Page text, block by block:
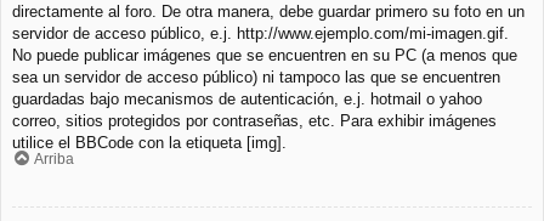
directamente al foro. De otra manera, debe guardar primero su foto en un
servidor de acceso público, e.j. http://www.ejemplo.com/mi-imagen.gif.
No puede publicar imágenes que se encuentren en su PC (a menos que
sea un servidor de acceso público) ni tampoco las que se encuentren
guardadas bajo mecanismos de autenticación, e.j. hotmail o yahoo
correo, sitios protegidos por contraseñas, etc. Para exhibir imágenes
utilice el BBCode con la etiqueta [img].
Arriba